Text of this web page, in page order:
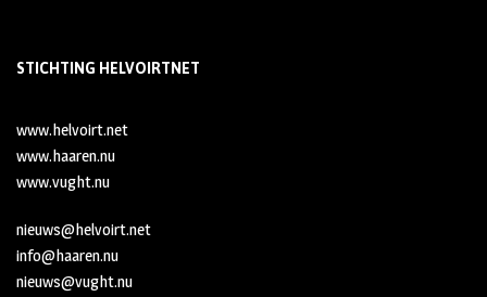
STICHTING HELVOIRTNET
www.helvoirt.net
www.haaren.nu
www.vught.nu
nieuws@helvoirt.net
info@haaren.nu
nieuws@vught.nu